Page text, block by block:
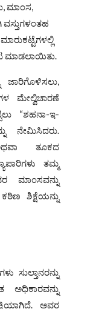
ಮಾಂಸ,
ಮಾಡಲಾಯಿತು.
ಜಾರಿಗೊಳಿಸಲು,
ಮೇಲ್ವಿಚಾರಣೆ
“ಶಹನಾ-ಇ-
ನೇಮಿಸಿದರು.
ತೂಕದ
ತಮ್ಮ
ಮಾಂಸವನ್ನು
ಶಿಕ್ಷೆಯನ್ನು
ಸುಲ್ತಾನರನ್ನು
ಅಧಿಕಾರವನ್ನು
ಅವರ